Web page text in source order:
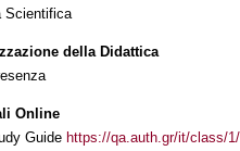
Scientifica
della Didattica
Online
Guide https://qa.auth.gr/it/class/